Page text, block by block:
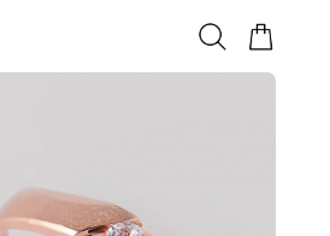
웨딩/다이아 가드링/반지